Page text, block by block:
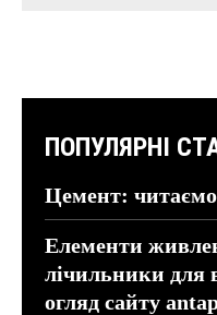
ПОПУЛЯРНІ
Цемент:
Елементи
лічильники для
огляд сайту